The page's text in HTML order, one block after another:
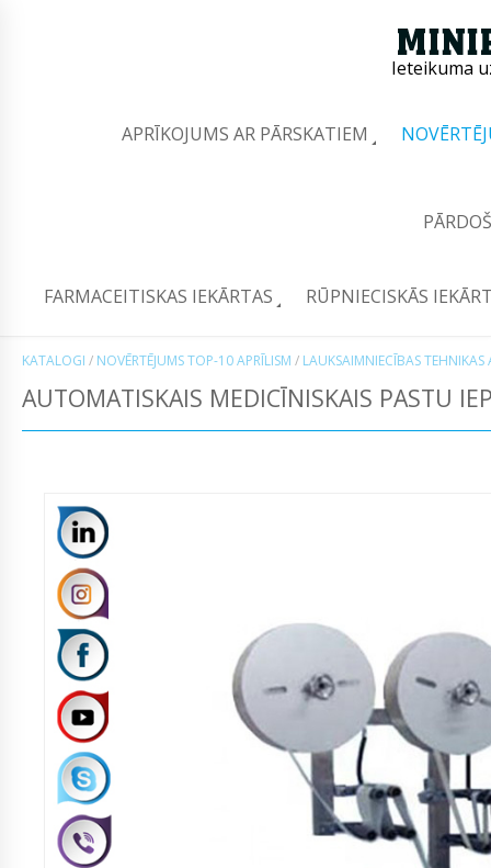
Ieteikuma
APRĪKOJUMS AR PĀRSKATIEM
FARMACEITISKAS IEKĀRTAS RŪPNIECISKĀS
KATALOGI / NOVĒRTĒJUMS TOP-10 APRĪLISM / LAUKSAIMNIECĪBAS
AUTOMATISKAIS MEDICĪNISKAIS PASTU